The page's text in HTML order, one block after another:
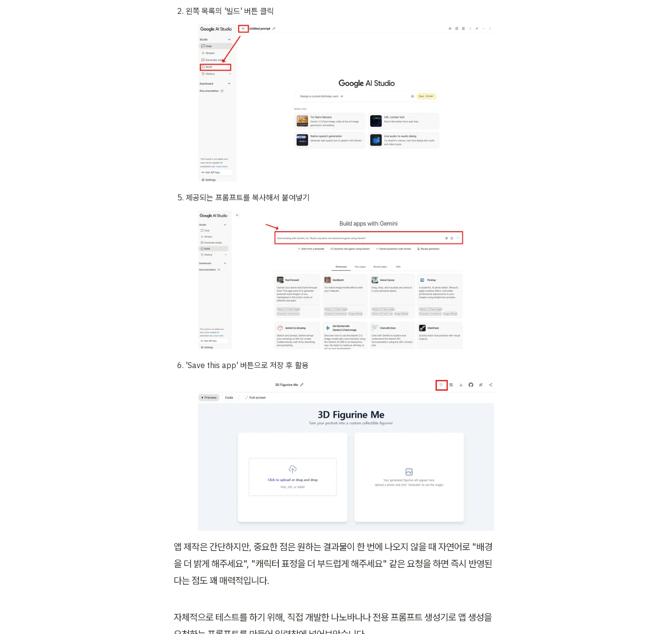
왼쪽 목록의 '빌드' 버튼 클릭
제공되는 프롬프트를 복사해서 붙여넣기
'Save this app' 버튼으로 저장 후 활용
앱 제작은 간단하지만, 중요한 점은 원하는 결과물이 한 번에 나오지 않을 때 자연어로 "배경
을 더 밝게 해주세요", "캐릭터 표정을 더 부드럽게 해주세요" 같은 요청을 하면 즉시 반영된
다는 점도 꽤 매력적입니다.
자체적으로 테스트를 하기 위해, 직접 개발한 나노바나나 전용 프롬프트 생성기로 앱 생성을